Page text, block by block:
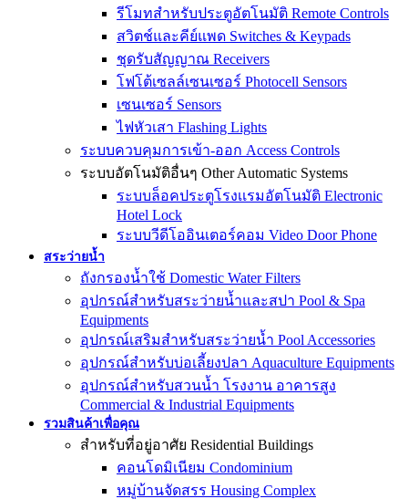
รีโมทสำหรับประตูอัตโนมัติ Remote Controls
สวิตช์และคีย์แพด Switches & Keypads
ชุดรับสัญญาณ Receivers
โฟโต้เซลล์เซนเซอร์ Photocell Sensors
เซนเซอร์ Sensors
ไฟหัวเสา Flashing Lights
ระบบควบคุมการเข้า-ออก Access Controls
ระบบอัตโนมัติอื่นๆ Other Automatic Systems
ระบบล็อคประตูโรงเเรมอัตโนมัติ Electronic
Hotel Lock
ระบบวีดีโออินเตอร์คอม Video Door Phone
สระว่ายน้ำ
ถังกรองน้ำใช้ Domestic Water Filters
อุปกรณ์สำหรับสระว่ายน้ำและสปา Pool & Spa
Equipments
อุปกรณ์เสริมสำหรับสระว่ายน้ำ Pool Accessories
อุปกรณ์สำหรับบ่อเลี้ยงปลา Aquaculture Equipments
อุปกรณ์สำหรับสวนน้ำ โรงงาน อาคารสูง
Commercial & Industrial Equipments
รวมสินค้าเพื่อคุณ
สำหรับที่อยู่อาศัย Residential Buildings
คอนโดมิเนียม Condominium
หมู่บ้านจัดสรร Housing Complex